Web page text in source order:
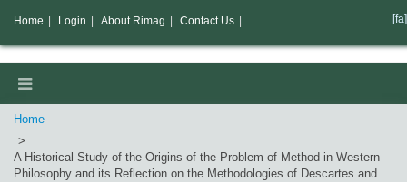
Home
A Historical Study of the Origins of the Problem of Method in Western
Philosophy and its Reflection on the Methodologies of Descartes and
Home Login About Rimag Contact Us [fa]